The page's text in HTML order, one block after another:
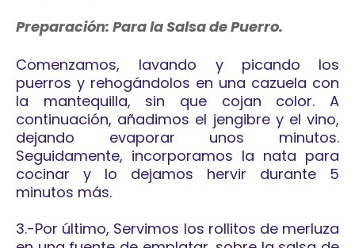
Preparación: Para la Salsa de Puerro.
Comenzamos,
lavando y picando los
puerros y rehogándolos en una cazuela con
la mantequilla, sin que cojan color. A
continuación, añadimos el jengibre y el vino,
dejando evaporar unos minutos.
Seguidamente, incorporamos la nata para
cocinar y lo dejamos hervir durante 5
minutos más.
3.-Por último, Servimos los rollitos de merluza